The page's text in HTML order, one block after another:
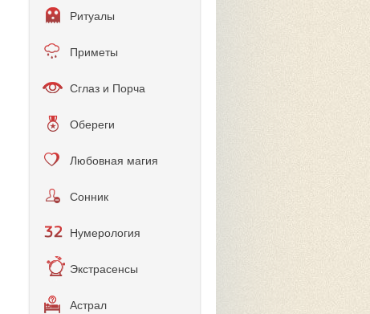
Ритуалы
Приметы
Сглаз и Порча
Обереги
Любовная магия
Сонник
Нумерология
Экстрасенсы
Астрал